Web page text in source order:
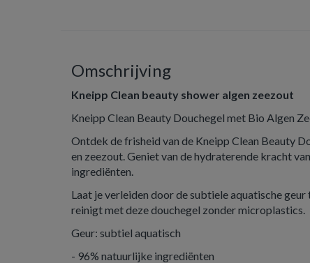
Omschrijving
Kneipp Clean beauty shower algen zeezout
Kneipp Clean Beauty Douchegel met Bio Algen
Ontdek de frisheid van de Kneipp Clean Beauty
en zeezout. Geniet van de hydraterende kracht
ingrediënten.
Laat je verleiden door de subtiele aquatische
reinigt met deze douchegel zonder microplastics.
Geur: subtiel aquatisch
- 96% natuurlijke ingrediënten